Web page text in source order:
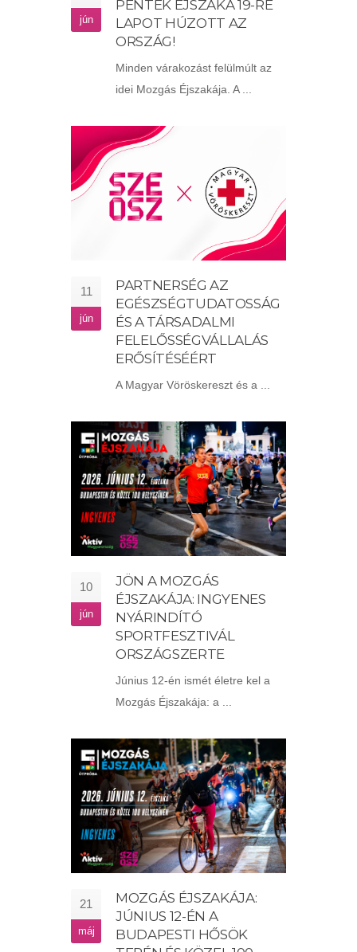
jún
PÉNTEK ÉJSZAKA 19-RE
LAPOT HÚZOTT AZ
ORSZÁG!
Minden várakozást felülmúlt az
idei Mozgás Éjszakája. A ...
11
jún
PARTNERSÉG AZ
EGÉSZSÉGTUDATOSSÁG
ÉS A TÁRSADALMI
FELELŐSSÉGVÁLLALÁS
ERŐSÍTÉSÉÉRT
A Magyar Vöröskereszt és a ...
10
jún
JÖN A MOZGÁS
ÉJSZAKÁJA: INGYENES
NYÁRINDÍTÓ
SPORTFESZTIVÁL
ORSZÁGSZERTE
Június 12-én ismét életre kel a
Mozgás Éjszakája: a ...
21
máj
MOZGÁS ÉJSZAKÁJA:
JÚNIUS 12-ÉN A
BUDAPESTI HŐSÖK